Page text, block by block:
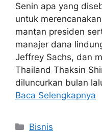
Senin apa yang
untuk
mantan presiden
manajer dana
Jeffrey Sachs, dan
Thailand Thaksin
diluncurkan bulan
Baca Selengkapnya
Kategori
Bisnis